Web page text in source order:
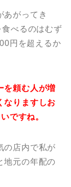
あがってき
べるのはむず
円を超えるか
を頼む人が増
なりますしお
ですね。
の店内で私が
地元の年配の